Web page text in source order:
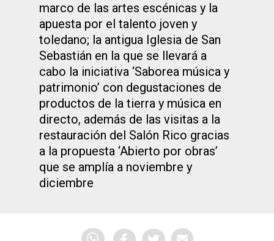
marco de las artes escénicas y la
apuesta por el talento joven y
toledano; la antigua Iglesia de San
Sebastián en la que se llevará a
cabo la iniciativa ‘Saborea música y
patrimonio’ con degustaciones de
productos de la tierra y música en
directo, además de las visitas a la
restauración del Salón Rico gracias
a la propuesta ‘Abierto por obras’
que se amplía a noviembre y
diciembre